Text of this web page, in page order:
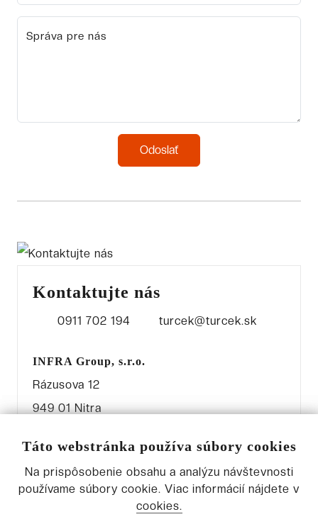
Správa pre nás
Kontaktujte nás
0911 702 194 turcek@turcek.sk
INFRA Group, s.r.o.
Rázusova 12
949 01 Nitra
Zavolajte nám
0911 702 194
Napíšte nám
turcek@turcek.sk
Táto webstránka používa súbory cookies
Na prispôsobenie obsahu a analýzu návštevnosti
používame súbory cookie. Viac informácií nájdete v
cookies.